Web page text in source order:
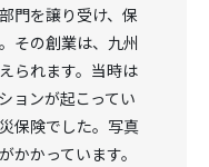
門を譲り受け、保
その創業は、九州
られます。当時は
ョンが起こってい
保険でした。写真
かかっています。